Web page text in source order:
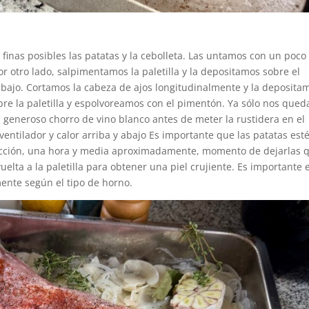
posibles las patatas y la cebolleta. Las untamos con un poco
otro lado, salpimentamos la paletilla y la depositamos sobre el
Cortamos la cabeza de ajos longitudinalmente y la
la paletilla y espolvoreamos con el pimentón. Ya sólo nos
chorro de vino blanco antes de meter la rustidera en el
y calor arriba y abajo Es importante que las patatas
una hora y media aproximadamente, momento de dejarlas
a la paletilla para obtener una piel crujiente. Es importante
según el tipo de horno.